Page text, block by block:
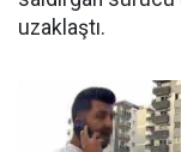
uzaklaştı.